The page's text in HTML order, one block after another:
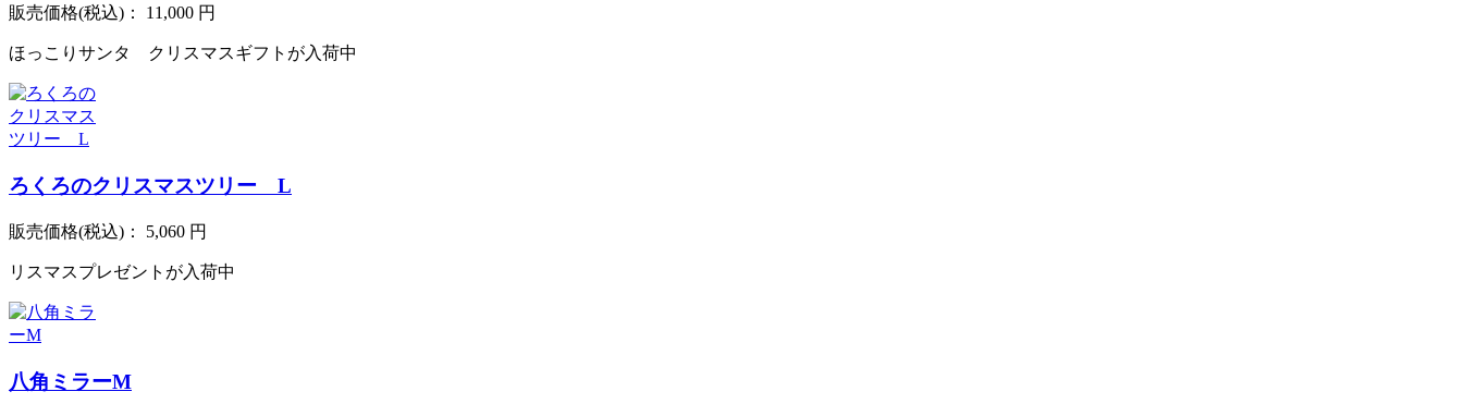
販売価格(税込)： 11,000 円
ほっこりサンタ クリスマスギフトが入荷中
ろくろのクリスマスツリー L
販売価格(税込)： 5,060 円
リスマスプレゼントが入荷中
八角ミラーM